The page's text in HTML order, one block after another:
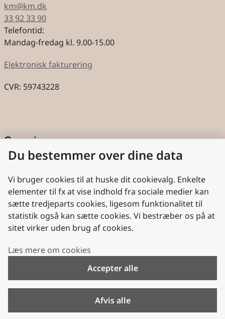
km@km.dk
33 92 33 90
Telefontid:
Mandag-fredag kl. 9.00-15.00
Elektronisk fakturering
CVR: 59743228
Genveje
Cookies
Aktindsigt
Persondatabeskyttelse
Nyttige links
Plan- og Landdistriktsstyrelsen
Folkekirken.dk
Du bestemmer over dine data
Vi bruger cookies til at huske dit cookievalg. Enkelte
elementer til fx at vise indhold fra sociale medier kan
sætte tredjeparts cookies, ligesom funktionalitet til
statistik også kan sætte cookies. Vi bestræber os på at
sitet virker uden brug af cookies.
Læs mere om cookies
Accepter alle
Afvis alle